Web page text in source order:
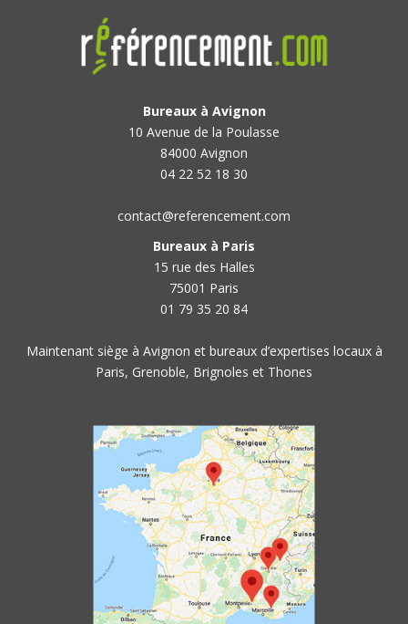
Bureaux à Avignon
10 Avenue de la Poulasse
84000 Avignon
04 22 52 18 30
contact@referencement.com
Bureaux à Paris
15 rue des Halles
75001 Paris
01 79 35 20 84
Maintenant siège à Avignon et bureaux d’expertises locaux à
Paris, Grenoble, Brignoles et Thones